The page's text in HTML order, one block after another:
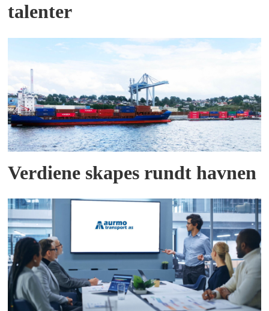
talenter
Verdiene skapes rundt havnen